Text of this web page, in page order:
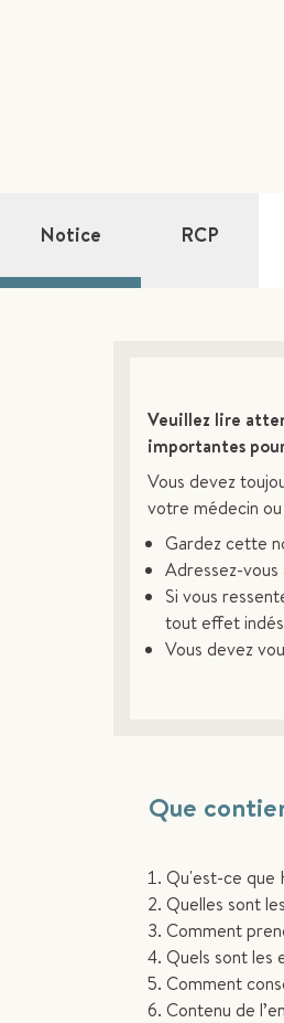
Notice RCP
Veuillez lire
importantes
Vous devez
votre médecin
Gardez cette
Adressez-
Si vous
tout effet
Vous devez
Que
Qu'est-ce que
Quelles sont
Comment
Quels sont les
Comment
Contenu de